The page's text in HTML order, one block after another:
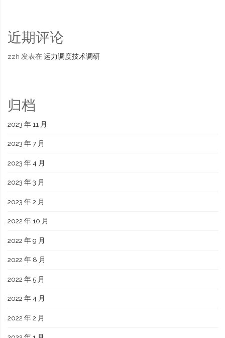
近期评论
zzh 发表在运力调度技术调研
归档
2023 年 11 月
2023 年 7 月
2023 年 4 月
2023 年 3 月
2023 年 2 月
2022 年 10 月
2022 年 9 月
2022 年 8 月
2022 年 5 月
2022 年 4 月
2022 年 2 月